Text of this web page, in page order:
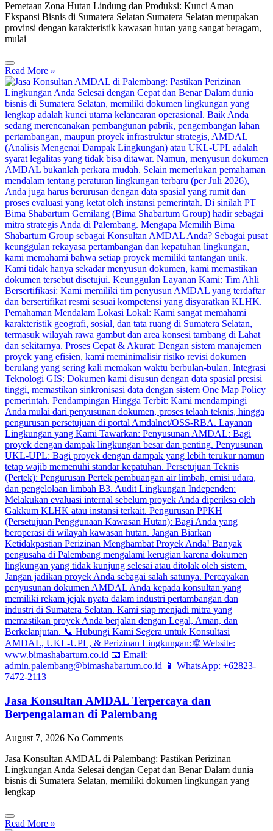
Pemetaan Zona Hutan Lindung dan Produksi: Kunci Aman
Ekspansi Bisnis di Sumatera Selatan Sumatera Selatan merupakan
provinsi dengan karakteristik kawasan hutan yang sangat beragam,
mulai
Read More »
Jasa Konsultan AMDAL Terpercaya dan
Berpengalaman di Palembang
August 7, 2026 No Comments
Jasa Konsultan AMDAL di Palembang: Pastikan Perizinan
Lingkungan Anda Selesai dengan Cepat dan Benar Dalam dunia
bisnis di Sumatera Selatan, memiliki dokumen lingkungan yang
lengkap
Read More »